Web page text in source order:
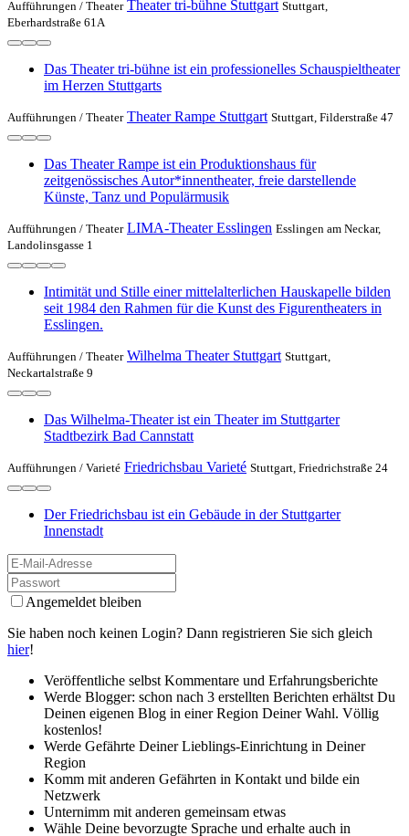
Aufführungen / Theater Theater tri-bühne Stuttgart Stuttgart,
Eberhardstraße 61A
Das Theater tri-bühne ist ein professionelles Schauspieltheater
im Herzen Stuttgarts
Aufführungen / Theater Theater Rampe Stuttgart Stuttgart, Filderstraße 47
Das Theater Rampe ist ein Produktionshaus für
zeitgenössisches Autor*innentheater, freie darstellende
Künste, Tanz und Populärmusik
Aufführungen / Theater LIMA-Theater Esslingen Esslingen am Neckar,
Landolinsgasse 1
Intimität und Stille einer mittelalterlichen Hauskapelle bilden
seit 1984 den Rahmen für die Kunst des Figurentheaters in
Esslingen.
Aufführungen / Theater Wilhelma Theater Stuttgart Stuttgart,
Neckartalstraße 9
Das Wilhelma-Theater ist ein Theater im Stuttgarter
Stadtbezirk Bad Cannstatt
Aufführungen / Varieté Friedrichsbau Varieté Stuttgart, Friedrichstraße 24
Der Friedrichsbau ist ein Gebäude in der Stuttgarter
Innenstadt
Angemeldet bleiben
Sie haben noch keinen Login? Dann registrieren Sie sich gleich
hier!
Veröffentliche selbst Kommentare und Erfahrungsberichte
Werde Blogger: schon nach 3 erstellten Berichten erhältst Du
Deinen eigenen Blog in einer Region Deiner Wahl. Völlig
kostenlos!
Werde Gefährte Deiner Lieblings-Einrichtung in Deiner
Region
Komm mit anderen Gefährten in Kontakt und bilde ein
Netzwerk
Unternimm mit anderen gemeinsam etwas
Wähle Deine bevorzugte Sprache und erhalte auch in